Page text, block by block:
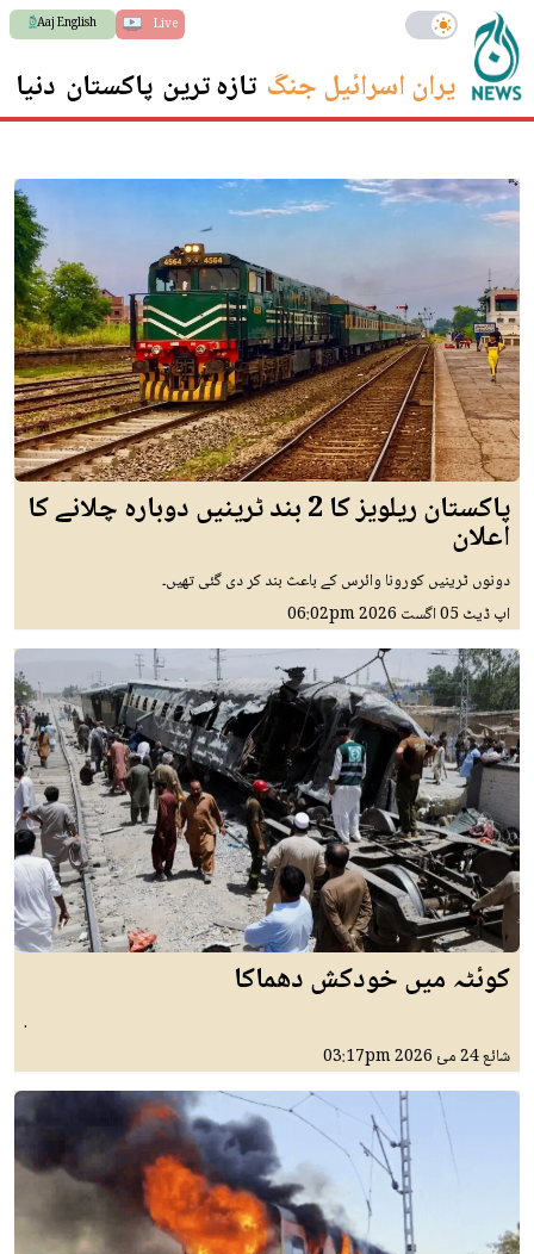
Live
Aaj English
ایران اسرائیل جنگ تازہ ترین پاکستان دنیا
پاکستان ریلویز کا 2 بند ٹرینیں دوبارہ چلانے کا
اعلان
دونوں ٹرینیں کورونا وائرس کے باعث بند کر دی گئی تھیں۔
اپ ڈیٹ 05 اگست 2026 06:02pm
کوئٹہ میں خودکش دھماکا
.
شائع24 مئ 2026 03:17pm